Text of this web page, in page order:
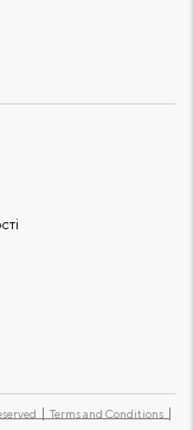
Terms and Conditions